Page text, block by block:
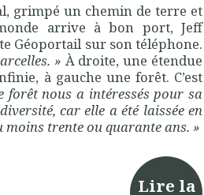
grimpé un chemin de terre et
arrive à bon port, Jeff
Géoportail sur son téléphone.
» À droite, une étendue
à gauche une forêt. C’est
forêt nous a intéressés pour sa
car elle a été laissée en
trente ou quarante ans. »
Lire la